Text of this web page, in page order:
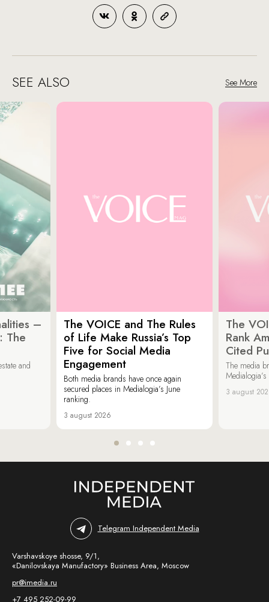
SEE ALSO See More
–
The
and
The VOICE and The Rules
of Life Make Russia’s Top
Five for Social Media
Engagement
Both media brands have once again
secured places in Medialogia’s June
ranking.
3 august 2026
The
Rank
Cited
The media
3 august
Telegram Independent Media
Varshavskoye shosse, 9/1,
«Danilovskaya Manufactory» Business Area, Moscow
pr@imedia.ru
+7 495 252-09-99